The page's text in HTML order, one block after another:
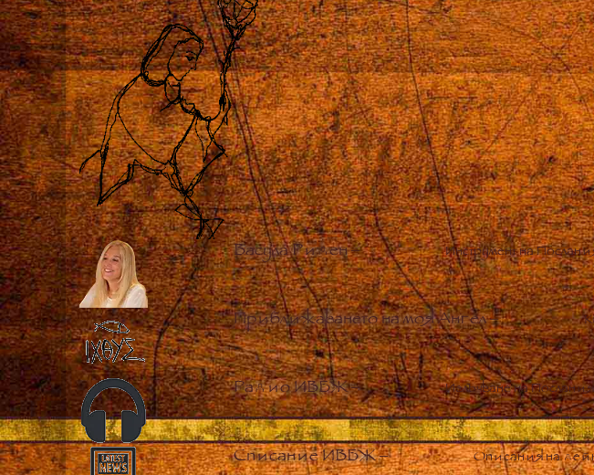
Васула Риден– Инструмент на
Приближаването на моя Ангел–
Радио ИВБЖ– Излъчване на
Списание ИВБЖ– Описания на